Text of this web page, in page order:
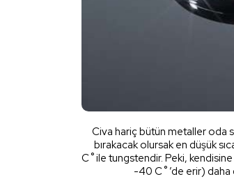
Civa hariç bütün metaller oda
bırakacak olursak en düşük
C˚ile tungstendir. Peki,
-40 C˚’de erir) daha